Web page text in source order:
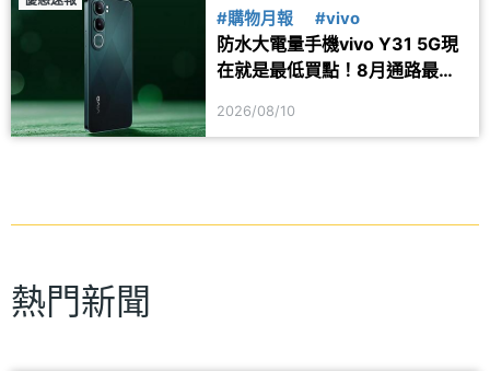
#購物月報 #vivo
防水大電量手機vivo Y31 5G現
在就是最低買點！8月通路最新
2026/08/10
熱門新聞